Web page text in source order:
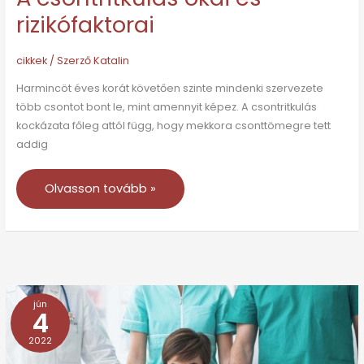
rizikófaktorai
cikkek/ SzerzőKatalin
Harmincöt éves korát követően szinte mindenki szervezete
több csontot bont le, mint amennyit képez. A csontritkulás
kockázata főleg attól függ, hogy mekkora csonttömegre tett
addig
Olvasson tovább »
jún
4
2022
Már
fiatalkorban
tennünk